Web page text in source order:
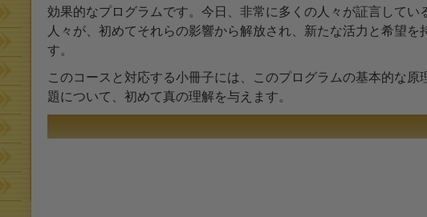
効果的なプログラムです。今日、非常に多くの人々が証言してい
人々が、初めてそれらの影響から解放され、新たな活力と希望
す。
このコースと対応する小冊子には、このプログラムの基本的な
題について、初めて真の理解を与えます。